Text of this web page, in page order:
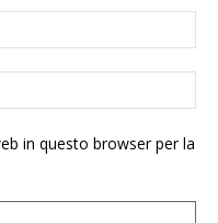
in questo browser per la